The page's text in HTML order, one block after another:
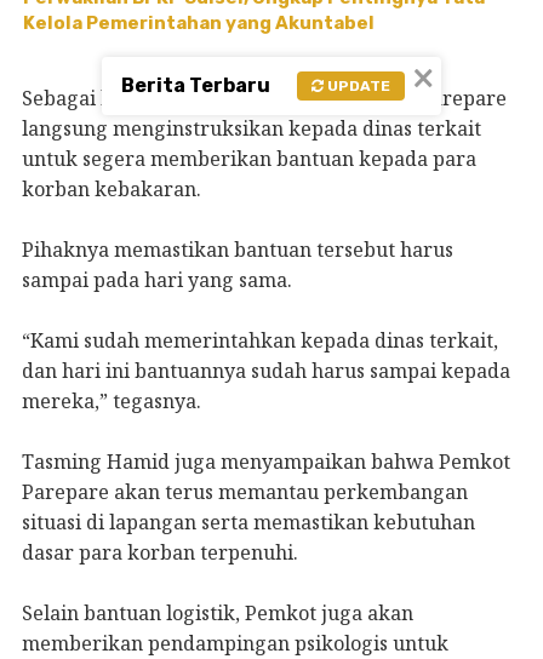
Kelola Pemerintahan yang Akuntabel
Sebagai langkah cepat tanggap, Wali Kota Parepare
langsung menginstruksikan kepada dinas terkait
untuk segera memberikan bantuan kepada para
korban kebakaran.
Pihaknya memastikan bantuan tersebut harus
sampai pada hari yang sama.
“Kami sudah memerintahkan kepada dinas terkait,
dan hari ini bantuannya sudah harus sampai kepada
mereka,” tegasnya.
Tasming Hamid juga menyampaikan bahwa Pemkot
Parepare akan terus memantau perkembangan
situasi di lapangan serta memastikan kebutuhan
dasar para korban terpenuhi.
Selain bantuan logistik, Pemkot juga akan
memberikan pendampingan psikologis untuk
×
Berita Terbaru UPDATE